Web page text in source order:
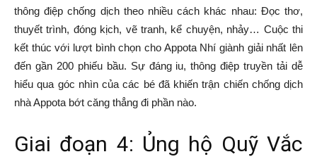
thông điệp chống dịch theo nhiều cách khác nhau: Đọc thơ,
thuyết trình, đóng kịch, vẽ tranh, kể chuyện, nhảy… Cuộc thi
kết thúc với lượt bình chọn cho Appota Nhí giành giải nhất lên
đến gần 200 phiếu bầu. Sự đáng iu, thông điệp truyền tải dễ
hiểu qua góc nhìn của các bé đã khiến trận chiến chống dịch
nhà Appota bớt căng thẳng đi phần nào.
Giai đoạn 4: Ủng hộ Quỹ Vắc